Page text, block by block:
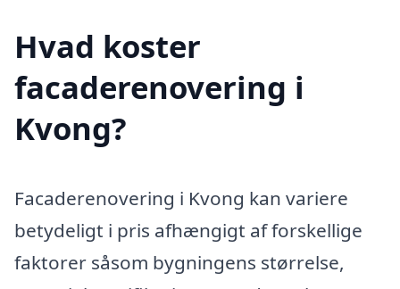
Hvad koster
facaderenovering i
Kvong?
Facaderenovering i Kvong kan variere
betydeligt i pris afhængigt af forskellige
faktorer såsom bygningens størrelse,